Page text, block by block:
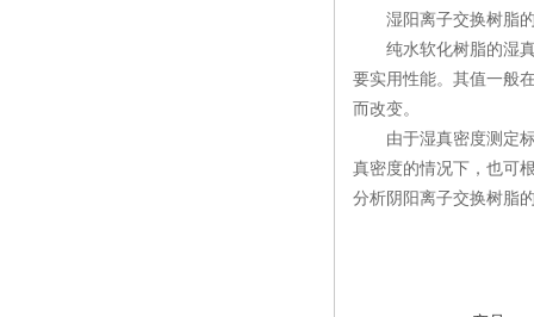
湿阳离子交换树脂的
纯水软化树脂的湿真
要实用性能。其值一般
而改变。
由于湿真密度测定标
真密度的情况下，也可
分析阴阳离子交换树脂